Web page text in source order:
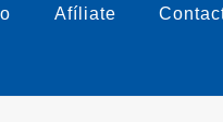
Afíliate